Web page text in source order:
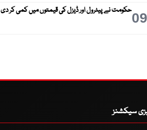
09حکومت نے پیٹرول اور ڈیزل کی قیمتوں میں کمی کر دی
سیکشنز